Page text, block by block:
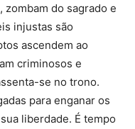
do sagrado e
injustas são
ascendem ao
criminosos e
se no trono.
para enganar os
liberdade. É tempo